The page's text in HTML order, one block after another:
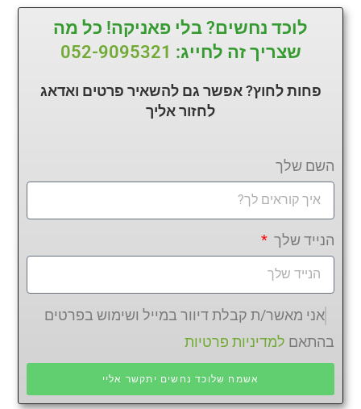
לוכד נחשים? בלי פאניקה! כל מה
שצריך זה לחייג: 052-9095321
פחות לחוץ? אפשר גם להשאיר פרטים ואדאג
לחזוראליך
השם שלך
הנייד שלך
אני מאשר/ת קבלת דיוור במייל ושימוש בפרטים
בהתאם למדיניות פרטיות
אשמח שלוכד נחשים יתקשר אליי